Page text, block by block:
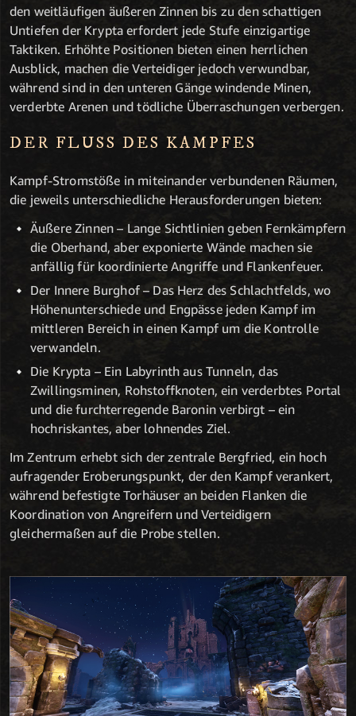
den weitläufigen äußeren Zinnen bis zu den schattigen
Untiefen der Krypta erfordert jede Stufe einzigartige
Taktiken. Erhöhte Positionen bieten einen herrlichen
Ausblick, machen die Verteidiger jedoch verwundbar,
während sind in den unteren Gänge windende Minen,
verderbte Arenen und tödliche Überraschungen verbergen.
DER FLUSS DES KAMPFES
Kampf-Stromstöße in miteinander verbundenen Räumen,
die jeweils unterschiedliche Herausforderungen bieten:
Äußere Zinnen – Lange Sichtlinien geben Fernkämpfern
die Oberhand, aber exponierte Wände machen sie
anfällig für koordinierte Angriffe und Flankenfeuer.
Der Innere Burghof – Das Herz des Schlachtfelds, wo
Höhenunterschiede und Engpässe jeden Kampf im
mittleren Bereich in einen Kampf um die Kontrolle
verwandeln.
Die Krypta – Ein Labyrinth aus Tunneln, das
Zwillingsminen, Rohstoffknoten, ein verderbtes Portal
und die furchterregende Baronin verbirgt – ein
hochriskantes, aber lohnendes Ziel.
Im Zentrum erhebt sich der zentrale Bergfried, ein hoch
aufragender Eroberungspunkt, der den Kampf verankert,
während befestigte Torhäuser an beiden Flanken die
Koordination von Angreifern und Verteidigern
gleichermaßen auf die Probe stellen.